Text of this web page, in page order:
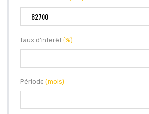
Taux d'interêt (%)
Période (mois)